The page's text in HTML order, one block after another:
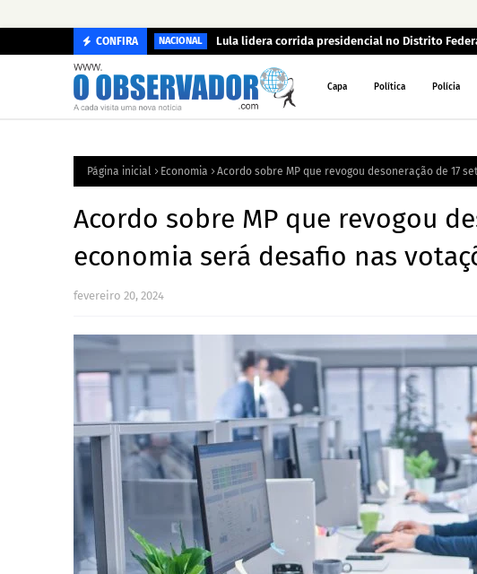
CONFIRA NACIONAL Lula lidera corrida presidencial no Distrito
Capa Política Polícia
Página inicial Economia Acordo sobre MP que revogou desoneração de 17
Acordo sobre MP que revogou
economia será desafio nas
fevereiro 20, 2024